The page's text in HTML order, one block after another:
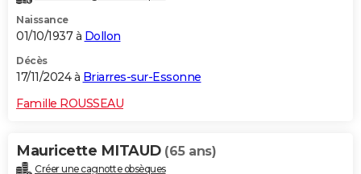
COPAINS D'AVANT
S'inscrire
Se connecter
Lycées
Collèges
Primaires
Universités
Entreprises
Service militaire
Avis de recherche
AVIS DE DÉCÈS
Naissance
01/10/1937 à Dollon
Décès
17/11/2024 à Briarres-sur-Essonne
Famille ROUSSEAU
Mauricette MITAUD (65 ans)
Créer une cagnotte obsèques